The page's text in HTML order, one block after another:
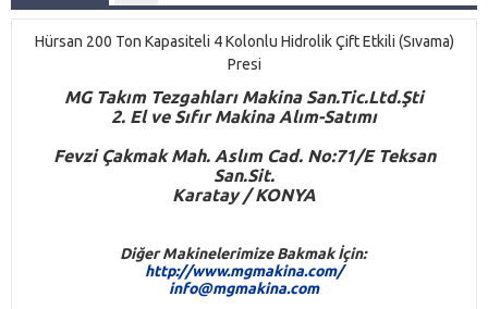
Hürsan 200 Ton Kapasiteli 4 Kolonlu Hidrolik Çift Etkili (Sıvama)
Presi
MGTakım Tezgahları Makina San.Tic.Ltd.Şti
2. El ve Sıfır Makina Alım-Satımı
Fevzi Çakmak Mah. Aslım Cad. No:71/E Teksan
San.Sit.
Karatay / KONYA
Diğer Makinelerimize Bakmak İçin:
http://www.mgmakina.com/
info@mgmakina.com